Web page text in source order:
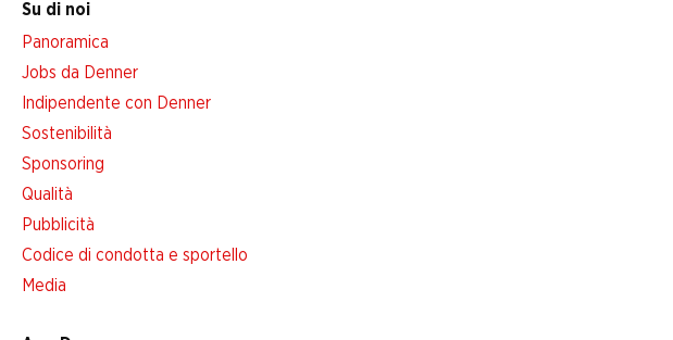
Su di noi
Panoramica
Jobs da Denner
Indipendente con Denner
Sostenibilità
Sponsoring
Qualità
Pubblicità
Codice di condotta e sportello
Media